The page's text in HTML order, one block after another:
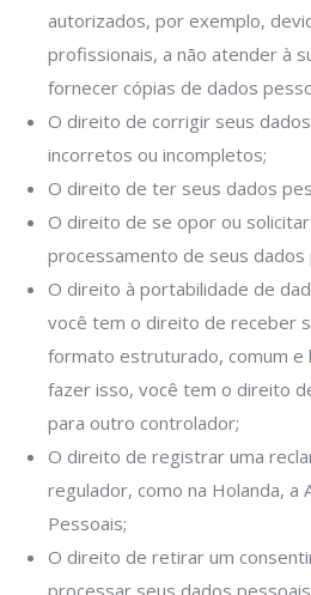
autorizados, por exemplo,
profissionais, a não atender à
fornecer cópias de dados
O direito de corrigir seus
incorretos ou incompletos;
O direito de ter seus dados
O direito de se opor ou
processamento de seus dados
O direito à portabilidade de
você tem o direito de receber
formato estruturado, comum e
fazer isso, você tem o direito
para outro controlador;
O direito de registrar uma
regulador, como na Holanda, a
Pessoais;
O direito de retirar um
processar seus dados